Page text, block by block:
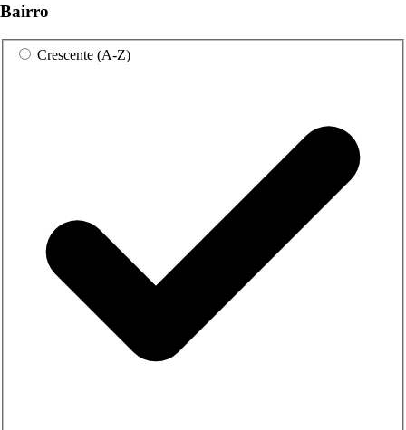
Bairro
Crescente (A-Z)